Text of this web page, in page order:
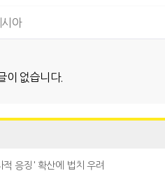
아
이 없습니다.
응징' 확산에 법치 우려